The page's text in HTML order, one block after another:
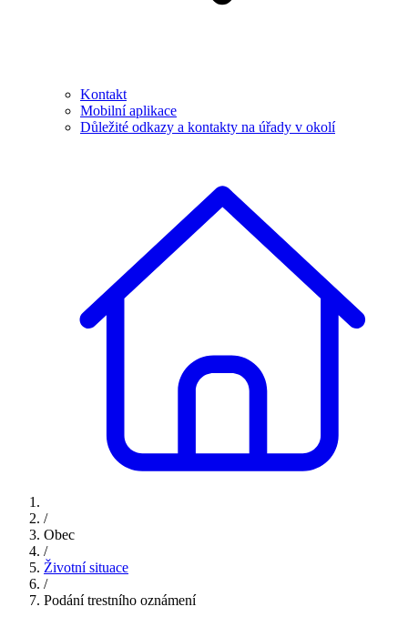
Kontakt
Mobilní aplikace
Důležité odkazy a kontakty na úřady v okolí
/
Obec
/
Životní situace
/
Podání trestního oznámení